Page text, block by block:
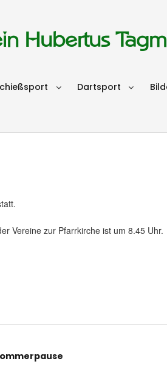
Hubertus
Dartsport
Vereine zur Pfarrkirche ist um 8.45 Uhr.